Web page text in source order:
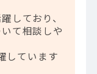
しており、
て相談しや
しています